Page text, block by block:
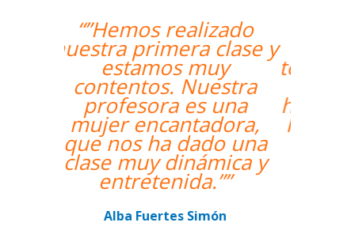
“”The course is going
well and Eugenia, my
teacher, is fantastic. My
communication skills
have improved greatly.
I'm really enjoying the
lessons!””
Miguel Eufrasio
Groupe GM